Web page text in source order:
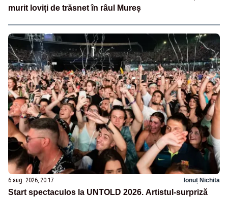
murit loviți de trăsnet în râul Mureș
6 aug. 2026, 20:17 Ionuț Nichita
Start spectaculos la UNTOLD 2026. Artistul-surpriză